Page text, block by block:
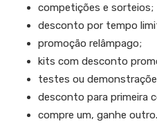
competições e sorteios;
desconto por tempo
promoção relâmpago;
kits com desconto
testes ou
desconto para primeira
compre um, ganhe outro.